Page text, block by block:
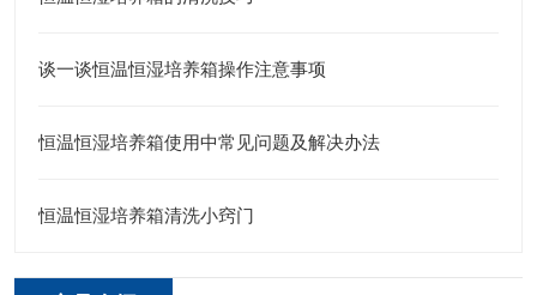
谈一谈恒温恒湿培养箱操作注意事项
恒温恒湿培养箱使用中常见问题及解决办法
恒温恒湿培养箱清洗小窍门